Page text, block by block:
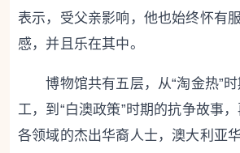
表示，受父亲影响，他也始终怀有
感，并且乐在其中。
博物馆共有五层，从“淘金热”时
工，到“白澳政策”时期的抗争故事
各领域的杰出华裔人士，澳大利亚